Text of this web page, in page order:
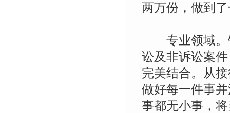
两万份，做到
专业领域。
讼及非诉讼案
完美结合。从
做好每一件事
事都无小事，